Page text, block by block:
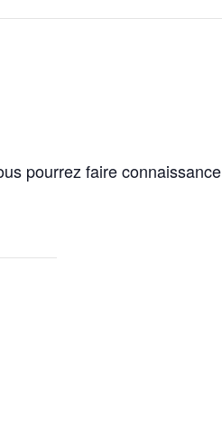
pourrez faire connaissance